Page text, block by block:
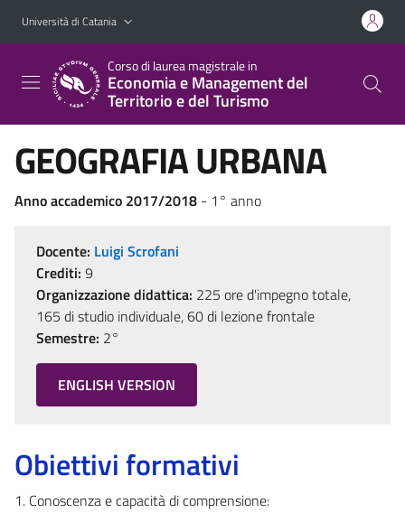
Vai al contenuto principale
Vai al menu di navigazione
Università di Catania
Corso di laurea magistrale in
Economia e Management del
Territorio e del Turismo
GEOGRAFIA URBANA
Anno accademico 2017/2018 - 1° anno
Docente: Luigi Scrofani
Crediti: 9
Organizzazione didattica: 225 ore d'impegno totale,
165 di studio individuale, 60 di lezione frontale
Semestre: 2°
ENGLISH VERSION
Obiettivi formativi
1. Conoscenza e capacità di comprensione: